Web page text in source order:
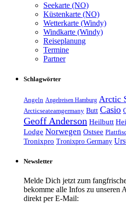
Seekarte (NO)
Küstenkarte (NO)
Wetterkarte (Windy)
Windkarte (Windy)
Reiseplanung
Termine
Partner
Schlagwörter
Angeln Angelreisen Hamburg Arctic
Arcticseateamgermany Butt Casio
Geoff Anderson Heilbutt
Lodge Norwegen Ostsee
Tronixpro Tronixpro Germany
Newsletter
Melde Dich jetzt zum
bekomme alle Infos zu unseren
direkt per E-Mail: